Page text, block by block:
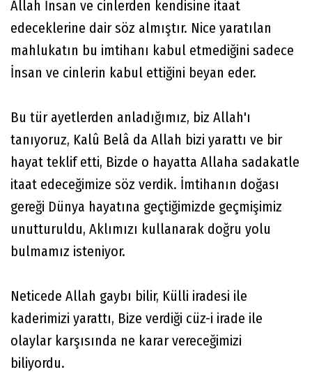
Allah İnsan ve cinlerden kendisine itaat
edeceklerine dair söz almıştır. Nice yaratılan
mahlukatın bu imtihanı kabul etmediğini sadece
İnsan ve cinlerin kabul ettiğini beyan eder.
Bu tür ayetlerden anladığımız, biz Allah'ı
tanıyoruz, Kalû Belâ da Allah bizi yarattı ve bir
hayat teklif etti, Bizde o hayatta Allaha sadakatle
itaat edeceğimize söz verdik. İmtihanın doğası
gereği Dünya hayatına geçtiğimizde geçmişimiz
unutturuldu, Aklımızı kullanarak doğru yolu
bulmamız isteniyor.
Neticede Allah gaybı bilir, Külli iradesi ile
kaderimizi yarattı, Bize verdiği cüz-i irade ile
olaylar karşısında ne karar vereceğimizi
biliyordu.